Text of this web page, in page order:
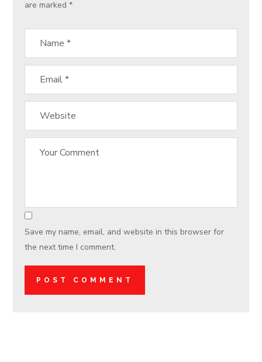
are marked*
Save my name, email, and website in this browser for
the next time I comment.